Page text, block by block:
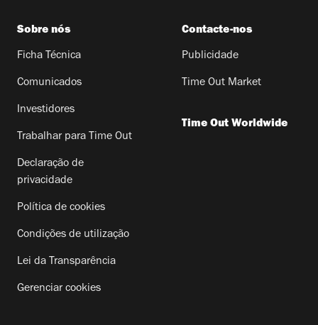
Sobre nós
Ficha Técnica
Comunicados
Investidores
Trabalhar para Time Out
Declaração de
privacidade
Política de cookies
Condições de utilização
Lei da Transparência
Gerenciar cookies
Contacte-nos
Publicidade
Time Out Market
Time Out Worldwide